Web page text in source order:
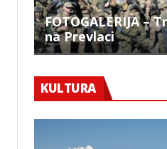
FOTOGALERIJA –
na Prevlaci
KULTURA